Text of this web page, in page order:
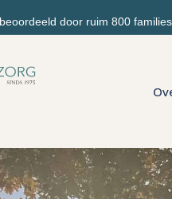
door ruim 800 families